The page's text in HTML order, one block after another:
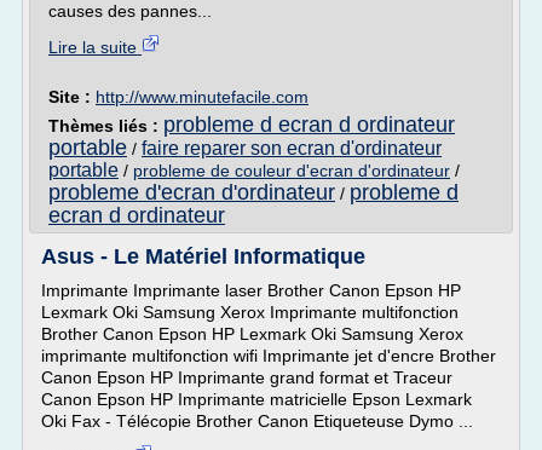
causes des pannes...
Lire la suite
Site : http://www.minutefacile.com
Thèmes liés : probleme d ecran d ordinateur
portable / faire reparer son ecran d'ordinateur
portable / probleme de couleur d'ecran d'ordinateur /
probleme d'ecran d'ordinateur / probleme d
ecran d ordinateur
Asus - Le Matériel Informatique
Imprimante Imprimante laser Brother Canon Epson HP
Lexmark Oki Samsung Xerox Imprimante multifonction
Brother Canon Epson HP Lexmark Oki Samsung Xerox
imprimante multifonction wifi Imprimante jet d'encre Brother
Canon Epson HP Imprimante grand format et Traceur
Canon Epson HP Imprimante matricielle Epson Lexmark
Oki Fax - Télécopie Brother Canon Etiqueteuse Dymo ...